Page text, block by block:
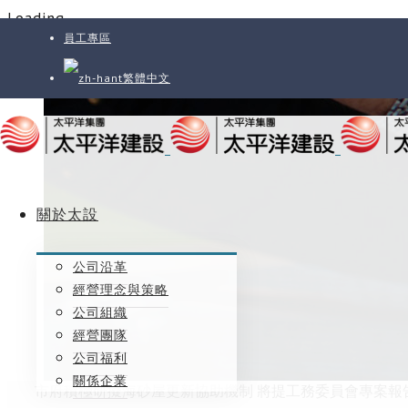
員工專區
繁體中文
關於太設
公司沿革
經營理念與策略
公司組織
經營團隊
公司福利
關係企業
Loading...
市府積極研擬海砂屋更新協助機制 將提工務委員會專案報